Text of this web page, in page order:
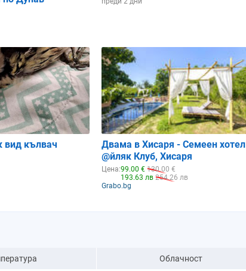
вид кълвач
Двама в Хисаря - Семеен хотел
@йляк Клуб, Хисаря
Цена:99.00 € 130.00 €
193.63 лв 254.26 лв
Grabo.bg
Облачност